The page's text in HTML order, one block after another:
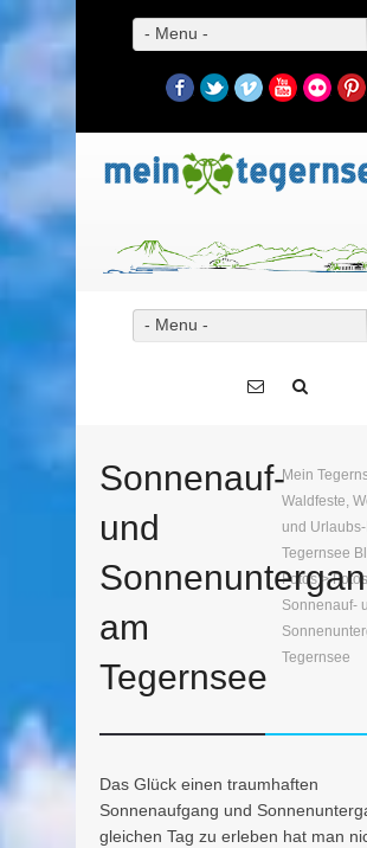
- Menu -
Facebook
TwitterVimeoYouTube
Flickr
- Menu -
Sonnenauf-
und
am
Tegernsee
Mein
Waldfeste,
und
Tegernsee
Fotos>
Sonnenauf-
Tegernsee
Das Glück einen traumhaften
Sonnenaufgang und
gleichen Tag zu erleben hat man